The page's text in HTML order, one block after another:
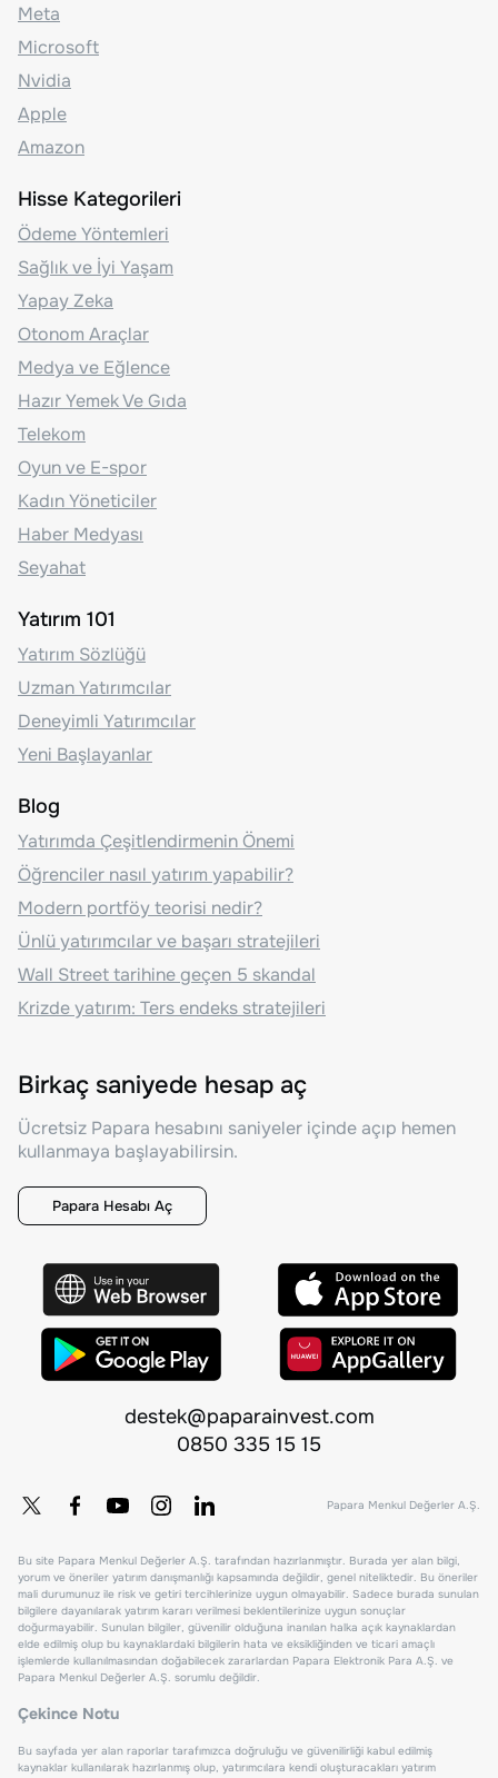
Meta
Microsoft
Nvidia
Apple
Amazon
Hisse Kategorileri
Ödeme Yöntemleri
Sağlık ve İyi Yaşam
Yapay Zeka
Otonom Araçlar
Medya ve Eğlence
Hazır Yemek Ve Gıda
Telekom
Oyun ve E-spor
Kadın Yöneticiler
Haber Medyası
Seyahat
Yatırım 101
Yatırım Sözlüğü
Uzman Yatırımcılar
Deneyimli Yatırımcılar
Yeni Başlayanlar
Blog
Yatırımda Çeşitlendirmenin Önemi
Öğrenciler nasıl yatırım yapabilir?
Modern portföy teorisi nedir?
Ünlü yatırımcılar ve başarı stratejileri
Wall Street tarihine geçen 5 skandal
Krizde yatırım: Ters endeks stratejileri
Birkaç saniyede hesap aç
Ücretsiz Papara hesabını saniyeler içinde açıp hemen
kullanmaya başlayabilirsin.
Papara Hesabı Aç
destek@paparainvest.com
0850 335 15 15
Papara Menkul Değerler A.Ş.
Bu site Papara Menkul Değerler A.Ş. tarafından hazırlanmıştır. Burada yer alan bilgi,
yorum ve öneriler yatırım danışmanlığı kapsamında değildir, genel niteliktedir. Bu öneriler
mali durumunuz ile risk ve getiri tercihlerinize uygun olmayabilir. Sadece burada sunulan
bilgilere dayanılarak yatırım kararı verilmesi beklentilerinize uygun sonuçlar
doğurmayabilir. Sunulan bilgiler, güvenilir olduğuna inanılan halka açık kaynaklardan
elde edilmiş olup bu kaynaklardaki bilgilerin hata ve eksikliğinden ve ticari amaçlı
işlemlerde kullanılmasından doğabilecek zararlardan Papara Elektronik Para A.Ş. ve
Papara Menkul Değerler A.Ş. sorumlu değildir.
Çekince Notu
Bu sayfada yer alan raporlar tarafımızca doğruluğu ve güvenilirliği kabul edilmiş
kaynaklar kullanılarak hazırlanmış olup, yatırımcılara kendi oluşturacakları yatırım